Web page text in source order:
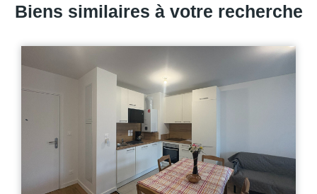
Biens similaires à votre recherche